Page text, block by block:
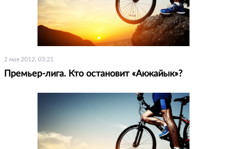
2 мая 2012, 03:21
Премьер-лига. Кто остановит «Акжайык»?